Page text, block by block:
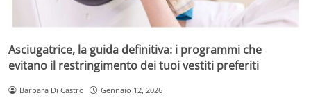
Asciugatrice, la guida definitiva: i programmi che
evitano il restringimento dei tuoi vestiti preferiti
Barbara Di Castro Gennaio 12, 2026